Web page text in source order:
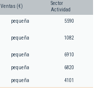
Ventas (€)
Sector
Actividad
pequeña 5590
pequeña 1082
pequeña 6910
pequeña 6820
pequeña 4101